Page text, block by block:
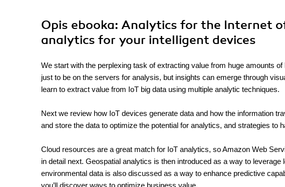
Opis ebooka: Analytics for the Internet
analytics for your intelligent devices
We start with the perplexing task of extracting value from huge amounts
just to be on the servers for analysis, but insights can emerge through
learn to extract value from IoT big data using multiple analytic techniques.
Next we review how IoT devices generate data and how the information
and store the data to optimize the potential for analytics, and strategies to
Cloud resources are a great match for IoT analytics, so Amazon Web
in detail next. Geospatial analytics is then introduced as a way to
environmental data is also discussed as a way to enhance predictive
you’ll discover ways to optimize business value.